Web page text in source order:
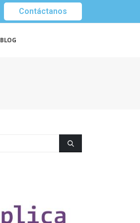
Contáctanos
BLOG